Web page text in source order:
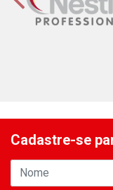
Cadastre-se